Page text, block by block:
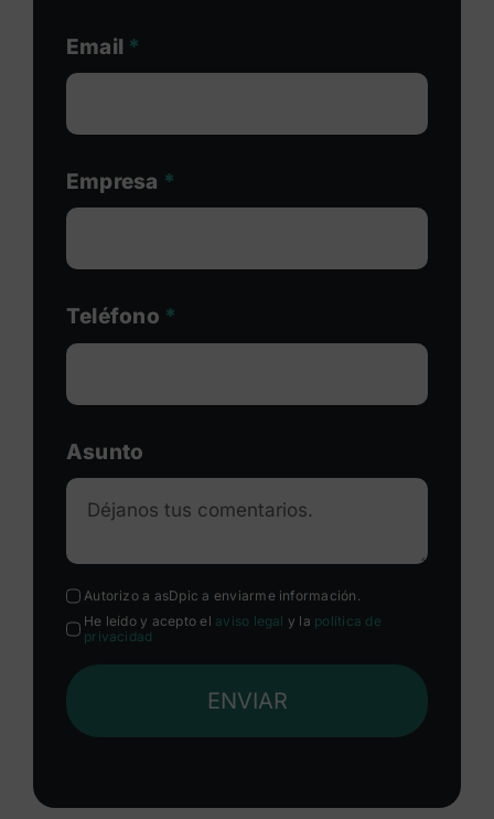
Email *
Empresa *
Teléfono *
Asunto
Autorizo a asDpic a enviarme información.
He leído y acepto el aviso legal y la política de
privacidad
ENVIAR